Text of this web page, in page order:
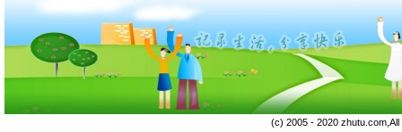
(c) 2005 - 2020